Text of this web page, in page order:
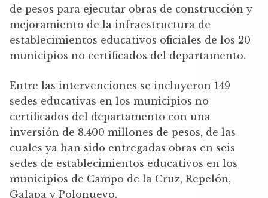
de pesos para ejecutar obras de construcción y
mejoramiento de la infraestructura de
establecimientos educativos oficiales de los 20
municipios no certificados del departamento.
Entre las intervenciones se incluyeron 149
sedes educativas en los municipios no
certificados del departamento con una
inversión de 8.400 millones de pesos, de las
cuales ya han sido entregadas obras en seis
sedes de establecimientos educativos en los
municipios de Campo de la Cruz, Repelón,
Galapa y Polonuevo.